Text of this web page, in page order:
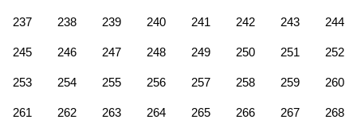
237 238 239 240 241 242 243 244
245 246 247 248 249 250 251 252
253 254 255 256 257 258 259 260
261 262 263 264 265 266 267 268